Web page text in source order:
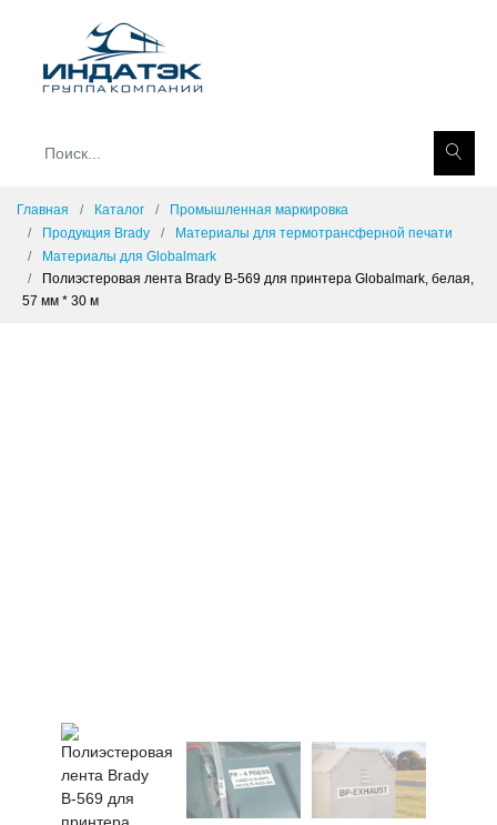
Главная Каталог
Промышленная маркировка
Продукция Brady
Материалы для термотрансферной печати
Материалы для Globalmark
Полиэстеровая лента Brady В-569 для принтера Globalmark, белая,
57 мм * 30 м